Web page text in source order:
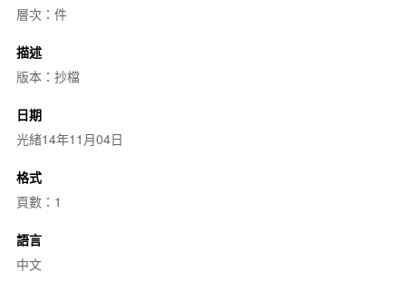
層次：件
描述
版本：抄檔
日期
光緒14年11月04日
格式
頁數：1
語言
中文